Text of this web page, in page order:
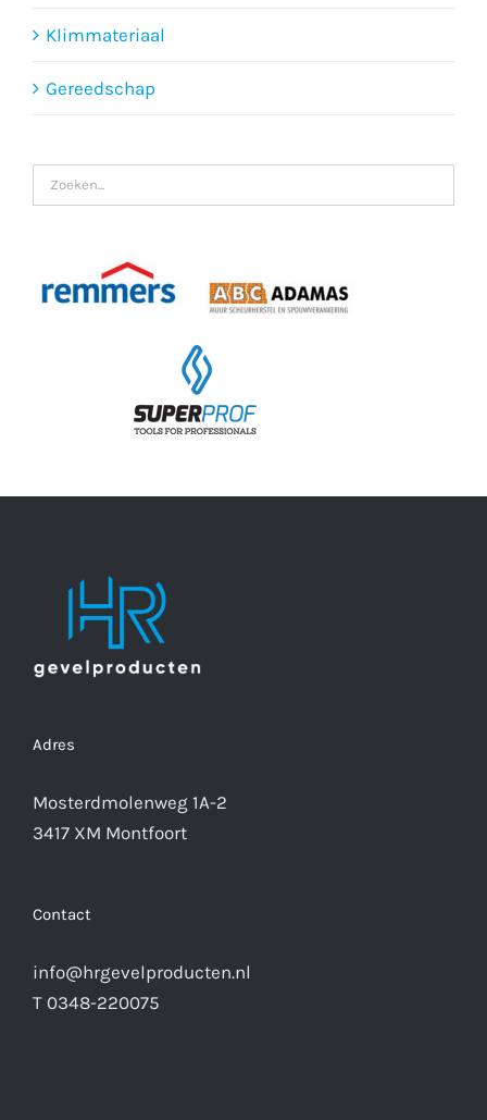
Klimmateriaal
Gereedschap
Adres
Mosterdmolenweg 1A-2
3417 XM Montfoort
Contact
info@hrgevelproducten.nl
T 0348-220075